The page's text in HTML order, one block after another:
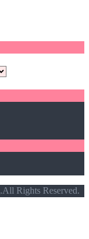
.All Rights Reserved.